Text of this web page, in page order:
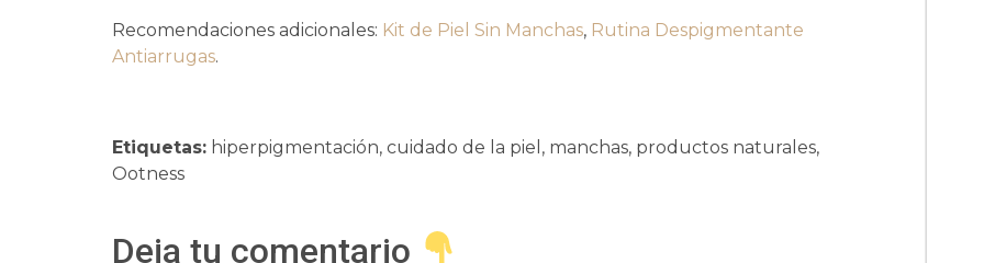
Recomendaciones adicionales: Kit de Piel Sin Manchas, Rutina Despigmentante
Antiarrugas.
Etiquetas: hiperpigmentación, cuidado de la piel, manchas, productos naturales,
Ootness
Deja tu comentario